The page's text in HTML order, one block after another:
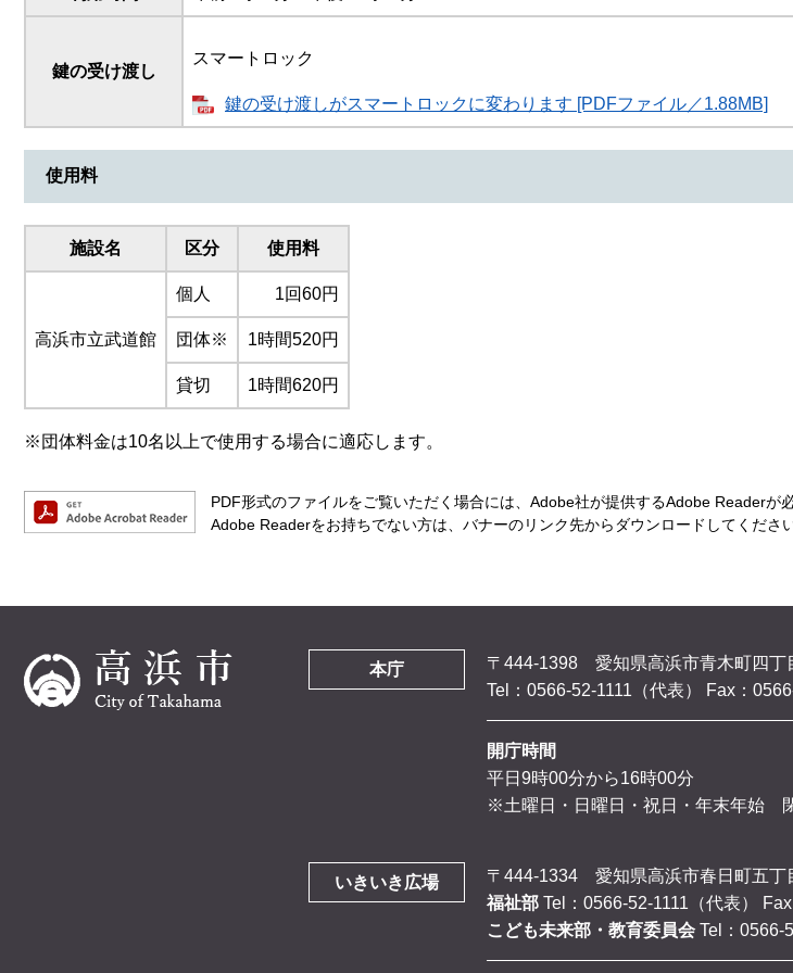
鍵の受け渡し
スマートロック
鍵の受け渡しがスマートロックに変わります [PDFファイル／1.88MB]
使用料
施設名 区分 使用料
高浜市立武道館
個人 1回60円
団体※ 1時間520円
貸切 1時間620円
※団体料金は10名以上で使用する場合に適応します。
PDF形式のファイルをご覧いただく場合には、Adobe社が提供するAdobe Readerが必
Adobe Readerをお持ちでない方は、バナーのリンク先からダウンロードしてくださ
本庁
〒444-1398 愛知県高浜市青木町四丁
Tel：0566-52-1111（代表）
Fax：
開庁時間
平日9時00分から16時00分
※土曜日・日曜日・祝日・年末年始
いきいき広場
〒444-1334 愛知県高浜市春日町五丁
福祉部 Tel：0566-52-1111（代表）
こども未来部・教育委員会 Tel：0566-